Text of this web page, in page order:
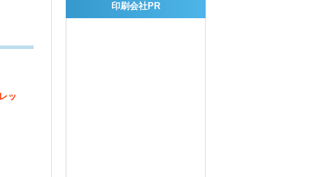
ッ
印刷会社PR